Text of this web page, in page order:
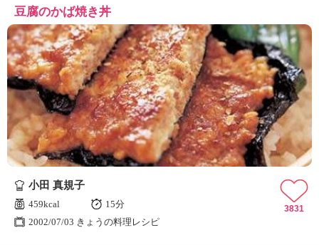
豆腐のかば焼き丼
小田 真規子
459kcal
15分
2002/07/03 きょうの料理レシピ
3831